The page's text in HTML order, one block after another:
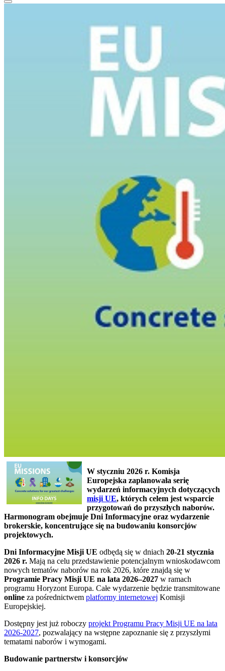
W styczniu 2026 r. Komisja
Europejska zaplanowała serię
wydarzeń informacyjnych dotyczących
misji UE, których celem jest wsparcie
przygotowań do przyszłych naborów.
Harmonogram obejmuje Dni Informacyjne oraz wydarzenie
brokerskie, koncentrujące się na budowaniu konsorcjów
projektowych.
Dni Informacyjne Misji UE odbędą się w dniach 20-21 stycznia
2026 r. Mają na celu przedstawienie potencjalnym wnioskodawcom
nowych tematów naborów na rok 2026, które znajdą się w
Programie Pracy Misji UE na lata 2026–2027 w ramach
programu Horyzont Europa. Całe wydarzenie będzie transmitowane
online za pośrednictwem platformy internetowej Komisji
Europejskiej.
Dostępny jest już roboczy projekt Programu Pracy Misji UE na lata
2026-2027, pozwalający na wstępne zapoznanie się z przyszłymi
tematami naborów i wymogami.
Budowanie partnerstw i konsorcjów